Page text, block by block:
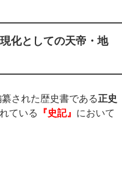
化としての天帝・地
された歴史書である正史
ている
『史記』 において